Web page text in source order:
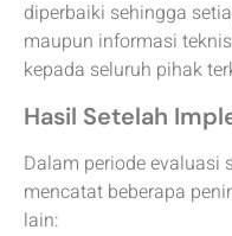
diperbaiki sehingga
maupun informasi
kepada seluruh pihak
Hasil Setelah
Dalam periode evaluasi
mencatat beberapa
lain: